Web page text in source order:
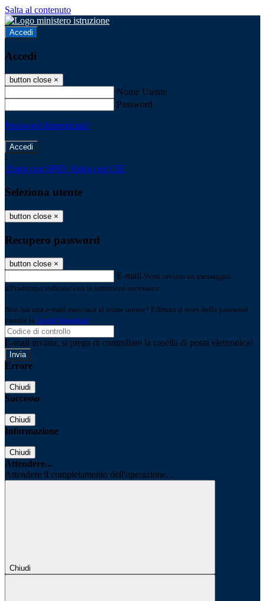
Salta al contenuto
Accedi
Accedi
button close ×
Nome Utente
Password
Password dimenticata?
-
Entra con SPID Entra con CIE
Seleziona utente
button close ×
Recupero password
button close ×
E-mail Verrà inviato un messaggio
all'indirizzo indicato con le istruzioni necessarie.
Non hai una e-mail associata al nome utente? Effettua il reset della password
tramite la Login Spaggiari
E-mail inviata, si prega di controllare la casella di posta elettronica!
Errore
Chiudi
Successo
Chiudi
Informazione
Chiudi
Attendere...
Attendere il completamento dell'operazione...
Chiudi